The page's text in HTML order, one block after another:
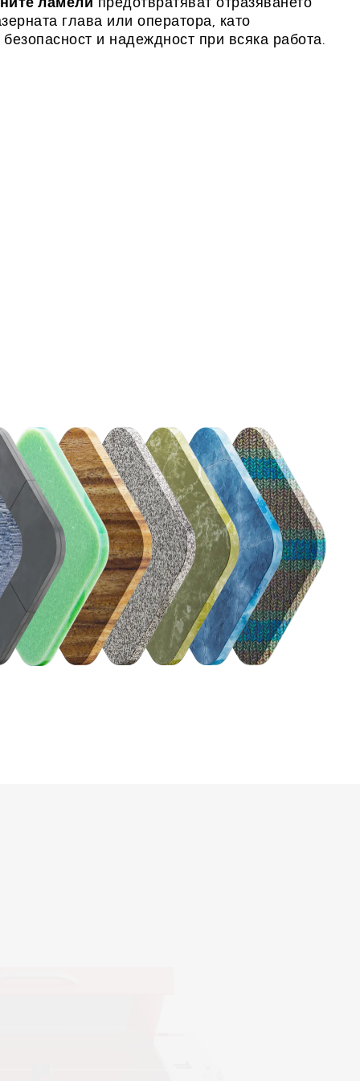
глава или оператора, като
и надеждност при всяка работа.